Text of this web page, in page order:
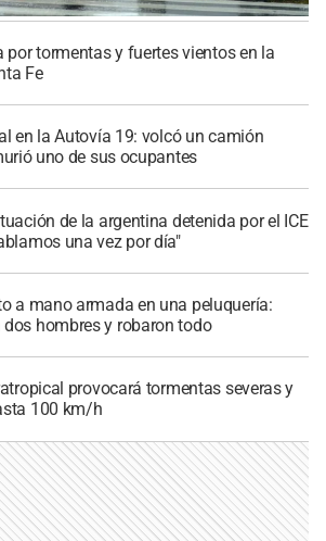
por tormentas y fuertes vientos en la
Fe
en la Autovía 19: volcó un camión
uno de sus ocupantes
de la argentina detenida por el ICE
una vez por día"
a mano armada en una peluquería:
hombres y robaron todo
provocará tormentas severas y
100 km/h